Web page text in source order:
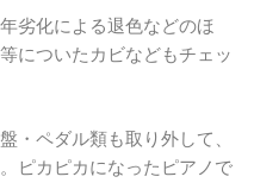
劣化による退色などのほ
についたカビなどもチェッ
・ペダル類も取り外して、
ピカピカになったピアノで